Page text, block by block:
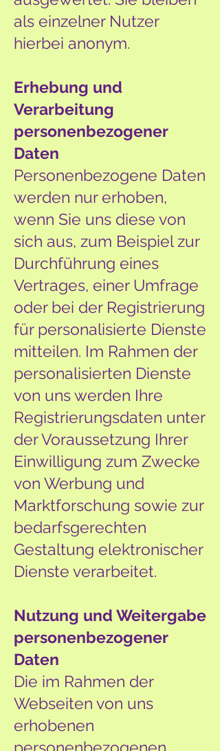
als einzelner Nutzer
hierbei anonym.
Erhebung und
Verarbeitung
personenbezogener
Daten
Personenbezogene Daten
werden nur erhoben,
wenn Sie uns diese von
sich aus, zum Beispiel zur
Durchführung eines
Vertrages, einer Umfrage
oder bei der Registrierung
für personalisierte Dienste
mitteilen. Im Rahmen der
personalisierten Dienste
von uns werden Ihre
Registrierungsdaten unter
der Voraussetzung Ihrer
Einwilligung zum Zwecke
von Werbung und
Marktforschung sowie zur
bedarfsgerechten
Gestaltung elektronischer
Dienste verarbeitet.
Nutzung und Weitergabe
personenbezogener
Daten
Die im Rahmen der
Webseiten von uns
erhobenen
personenbezogenen